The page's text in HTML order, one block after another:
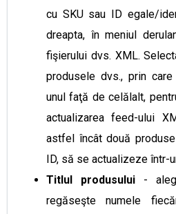
cu SKU sau ID egale/
dreapta, în meniul
fişierului dvs. XML.
produsele dvs., prin
unul faţă de celălalt,
actualizarea feed-ului
astfel încât două
ID, să se actualizeze într-
Titlul produsului -
regăseşte numele